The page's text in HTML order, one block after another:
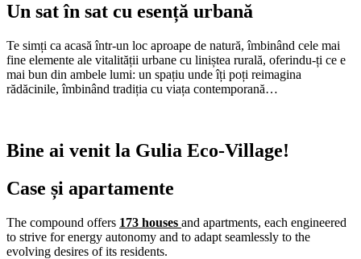
Un sat în sat cu esență urbană
Te simți ca acasă într-un loc aproape de natură, îmbinând cele mai
fine elemente ale vitalității urbane cu liniștea rurală, oferindu-ți ce e
mai bun din ambele lumi: un spațiu unde îți poți reimagina
rădăcinile, îmbinând tradiția cu viața contemporană…
Bine ai venit la Gulia Eco-Village!
Case și apartamente
The compound offers 173 houses and apartments, each engineered
to strive for energy autonomy and to adapt seamlessly to the
evolving desires of its residents.